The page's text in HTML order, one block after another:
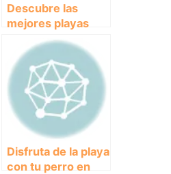
Descubre las
mejores playas
para perros en
Tarragona: una
experiencia única
para disfrutar con
tu mascota.
Disfruta de la playa
con tu perro en